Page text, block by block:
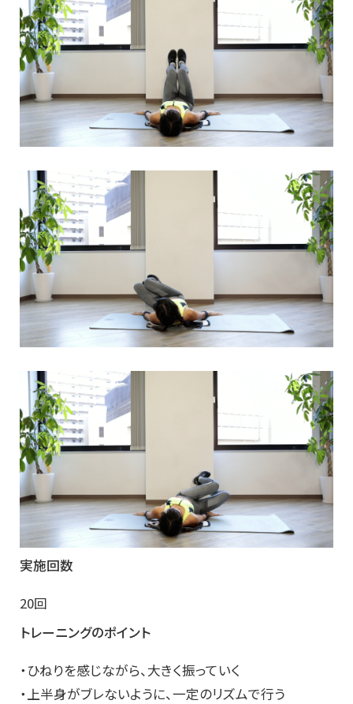
実施回数
20回
トレーニングのポイント
・ひねりを感じながら、大きく振っていく
・上半身がブレないように、一定のリズムで行う